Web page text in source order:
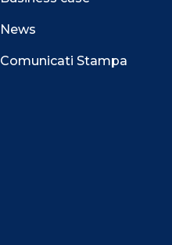
News
Comunicati Stampa